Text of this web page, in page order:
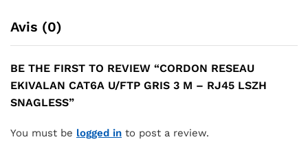
Avis (0)
BE THE FIRST TO REVIEW “CORDON RESEAU
EKIVALAN CAT6A U/FTP GRIS 3 M – RJ45 LSZH
SNAGLESS”
You must be logged in to post a review.